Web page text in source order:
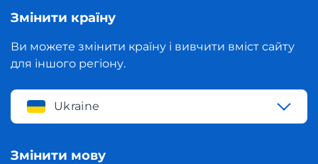
Змінити країну
Ви можете змінити країну і вивчити вміст сайту
для іншого регіону.
Ukraine
Змінити мову